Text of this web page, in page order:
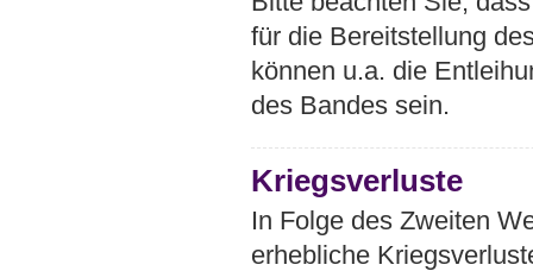
für die Bereitstellung
können u.a. die
des Bandes sein.
Kriegsverluste
In Folge des Zweiten
erhebliche